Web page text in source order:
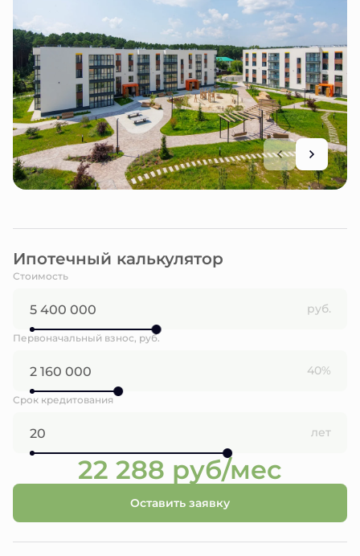
Ипотечный калькулятор
Стоимость
руб.
Первоначальный взнос, руб.
40%
Срок кредитования
лет
22 288 руб/мес
Оставить заявку